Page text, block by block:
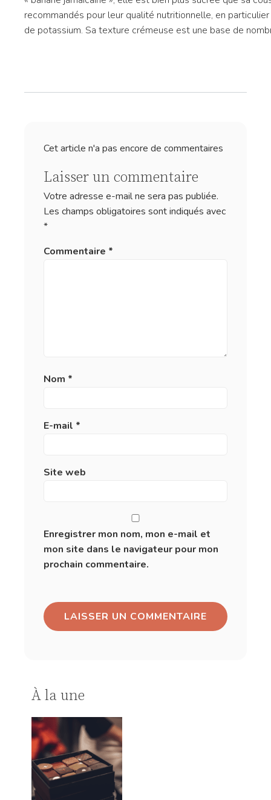
recommandés pour leur qualité nutritionnelle, en
de potassium. Sa texture crémeuse est une base de
Cet article n'a pas encore de commentaires
Laisser un commentaire
Votre adresse e-mail ne sera pas publiée.
Les champs obligatoires sont indiqués avec
*
Commentaire *
Nom *
E-mail *
Site web
Enregistrer mon nom, mon e-mail et
mon site dans le navigateur pour mon
prochain commentaire.
À la une